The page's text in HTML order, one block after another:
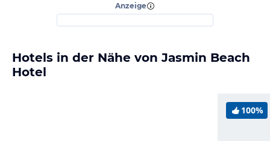
Anzeige
Hotels in der Nähe von Jasmin Beach
Hotel
100%